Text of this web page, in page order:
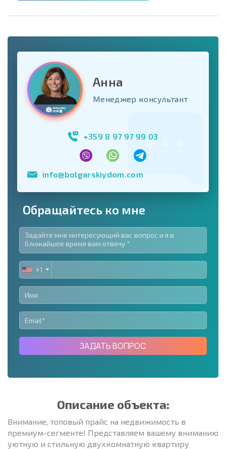
Анна
Менеджер консультант
+359 8 97 97 99 03
info@bolgarskiydom.com
Обращайтесь ко мне
UNITED
STATES
+1
+1
ЗАДАТЬ ВОПРОС
Описание объекта:
Внимание, топовый прайс на недвижимость в
премиум-сегменте! Представляем вашему вниманию
уютную и стильную двухкомнатную квартиру